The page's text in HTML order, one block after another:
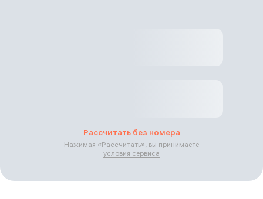
Рассчитать без номера
Нажимая «Рассчитать», вы принимаете
условия сервиса